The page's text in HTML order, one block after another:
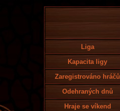
Liga
Kapacita ligy
Zaregistrováno hráčů
Odehraných dnů
Hraje se víkend